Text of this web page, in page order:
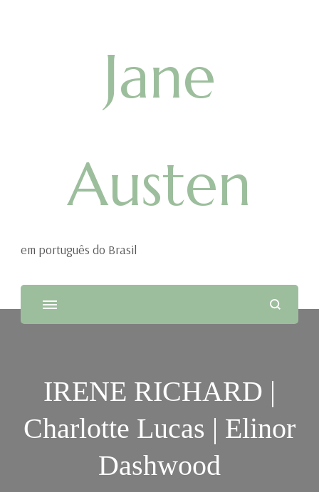
Jane
Austen
em português do Brasil
IRENE RICHARD |
Charlotte Lucas | Elinor
Dashwood